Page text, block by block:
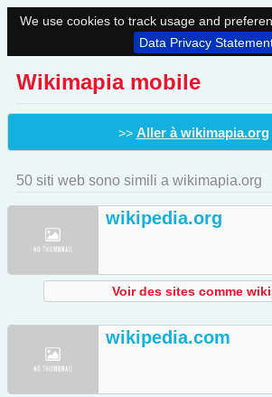
We use cookies to track usage and
Data Privacy
Wikimapia mobile
>> Aller à wikimapia.org
50 siti web sono simili a wikimapia.org
wikipedia.org
Voir des sites comme
wikipedia.com